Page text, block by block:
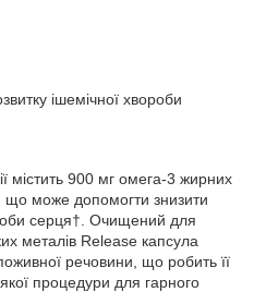
ішемічної хвороби
містить 900 мг омега-3 жирних
що може допомогти знизити
серця†. Очищений для
металів Release капсула
речовини, що робить її
процедури для гарного